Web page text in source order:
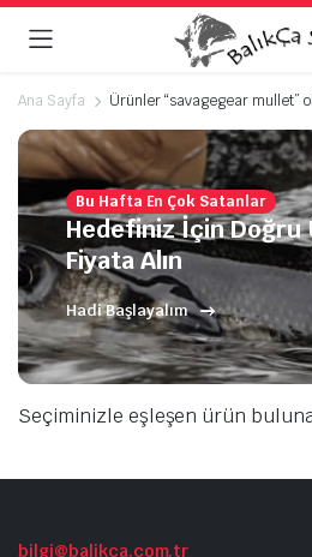
Ana Sayfa Ürünler “savagegear mullet”
Bu Hafta En Çok Satanlar
Hedefiniz İçin Doğru
Fiyata Alın
Hadi Başlayalım
Seçiminizle eşleşen ürün
bilgi@balikca.com.tr